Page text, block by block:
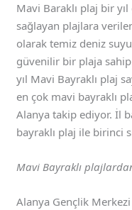
Mavi Baraklı plaj bir
sağlayan plajlara
olarak temiz deniz
güvenilir bir plaja sahip
yıl Mavi Bayraklı plaj
en çok mavi bayraklı
Alanya takip ediyor. İl
bayraklı plaj ile birinci
Mavi Bayraklı
Alanya Gençlik